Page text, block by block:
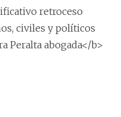
retroceso
civiles y políticos
Peralta abogada</b>